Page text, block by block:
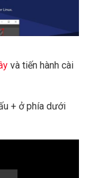
và tiến hành cài
+ ở phía dưới